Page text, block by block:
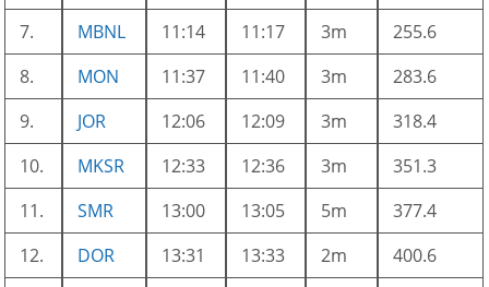
7.
MBNL 11:14 11:17 3m
255.6
8.
MON 11:37 11:40 3m
283.6
9.
JOR 12:06 12:09 3m
318.4
10.
MKSR 12:33 12:36 3m
351.3
11.
SMR 13:00 13:05 5m
377.4
12.
DOR 13:31 13:33 2m
400.6